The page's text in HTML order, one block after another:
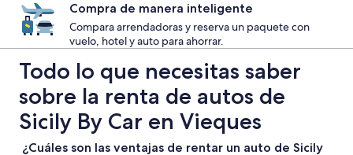
Compra de manera inteligente
Compara arrendadoras y reserva un paquete con
vuelo, hotel y auto para ahorrar.
Todo lo que necesitas saber
sobre la renta de autos de
Sicily By Car en Vieques
¿Cuáles son las ventajas de rentar un auto de Sicily